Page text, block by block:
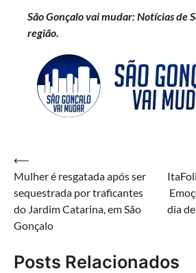
São Gonçalo vai mudar: Notícias de
região.
Navegação
de
Post
⟵
Mulher é resgatada após ser
sequestrada por traficantes
do Jardim Catarina, em São
Gonçalo
dia
Posts Relacionados